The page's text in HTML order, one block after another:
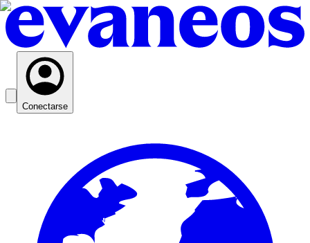
Conectarse